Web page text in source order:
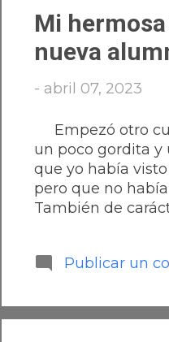
Mi
nueva
- abril 07, 2023
Empezó otro
un poco gordita y
que yo había
pero que no
También de
tenía culpa
Daba también
clase , pensé que
Publicar un